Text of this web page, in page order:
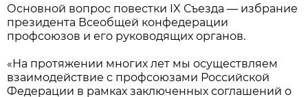
Основной вопрос повестки IX Съезда — избрание
президента Всеобщей конфедерации
профсоюзов и его руководящих органов.
«На протяжении многих лет мы осуществляем
взаимодействие с профсоюзами Российской
Федерации в рамках заключенных соглашений о